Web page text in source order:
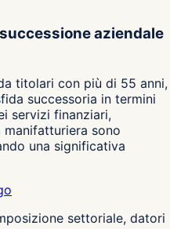
aziendale
titolari con più di 55 anni,
successoria in termini
servizi finanziari,
sono
una significativa
settoriale, datori